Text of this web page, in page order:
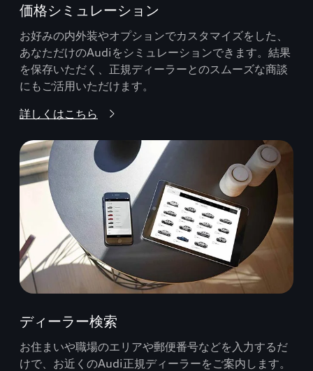
価格シミュレーション
お好みの内外装やオプションでカスタマイズをした、
あなただけのAudiをシミュレーションできます。結果
を保存いただく、正規ディーラーとのスムーズな商談
にもご活用いただけます。
詳しくはこちら
ディーラー検索
お住まいや職場のエリアや郵便番号などを入力するだ
けで、お近くのAudi正規ディーラーをご案内します。